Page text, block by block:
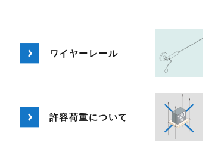
ワイヤー レール
許容荷重について